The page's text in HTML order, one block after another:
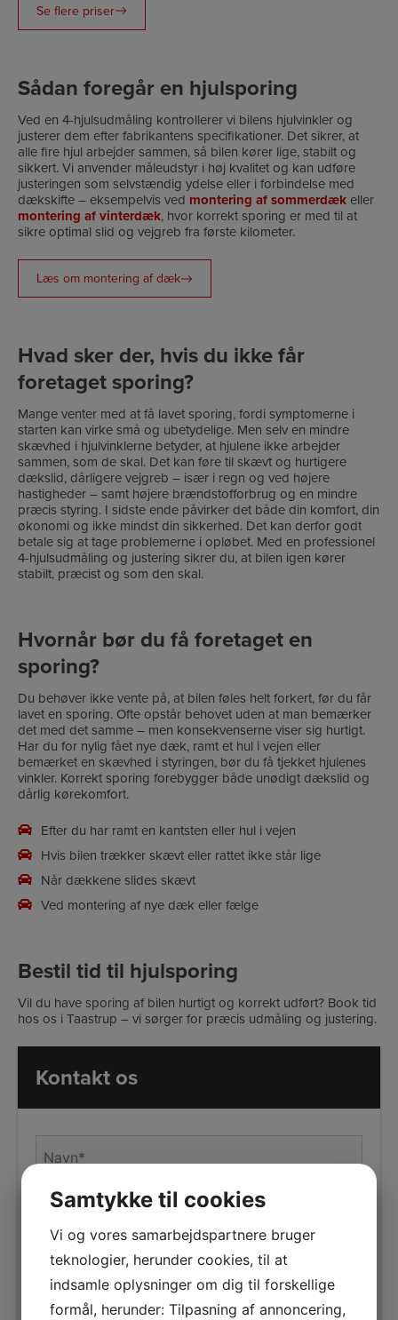
Se flere priser
Sådan foregår en hjulsporing
Ved en 4-hjulsudmåling kontrollerer vi bilens hjulvinkler og
justerer dem efter fabrikantens specifikationer. Det sikrer, at
alle fire hjul arbejder sammen, så bilen kører lige, stabilt og
sikkert. Vi anvender måleudstyr i høj kvalitet og kan udføre
justeringen som selvstændig ydelse eller i forbindelse med
dækskifte – eksempelvis ved montering af sommerdæk eller
montering af vinterdæk, hvor korrekt sporing er med til at
sikre optimal slid og vejgreb fra første kilometer.
Læs om montering af dæk
Hvad sker der, hvis du ikke får
foretaget sporing?
Mange venter med at få lavet sporing, fordi symptomerne i
starten kan virke små og ubetydelige. Men selv en mindre
skævhed i hjulvinklerne betyder, at hjulene ikke arbejder
sammen, som de skal. Det kan føre til skævt og hurtigere
dækslid, dårligere vejgreb – især i regn og ved højere
hastigheder – samt højere brændstofforbrug og en mindre
præcis styring. I sidste ende påvirker det både din komfort, din
økonomi og ikke mindst din sikkerhed. Det kan derfor godt
betale sig at tage problemerne i opløbet. Med en professionel
4-hjulsudmåling og justering sikrer du, at bilen igen kører
stabilt, præcist og som den skal.
Hvornår bør du få foretaget en
sporing?
Du behøver ikke vente på, at bilen føles helt forkert, før du får
lavet en sporing. Ofte opstår behovet uden at man bemærker
det med det samme – men konsekvenserne viser sig hurtigt.
Har du for nylig fået nye dæk, ramt et hul i vejen eller
bemærket en skævhed i styringen, bør du få tjekket hjulenes
vinkler. Korrekt sporing forebygger både unødigt dækslid og
dårlig kørekomfort.
Efter du har ramt en kantsten eller hul i vejen
Hvis bilen trækker skævt eller rattet ikke står lige
Når dækkene slides skævt
Ved montering af nye dæk eller fælge
Bestil tid til hjulsporing
Vil du have sporing af bilen hurtigt og korrekt udført? Book tid
hos os i Taastrup – vi sørger for præcis udmåling og justering.
Kontakt os
*
Telefon
mail
Samtykke til cookies
Vi og vores samarbejdspartnere bruger
teknologier, herunder cookies, til at
indsamle oplysninger om dig til forskellige
formål, herunder: Tilpasning af annoncering,